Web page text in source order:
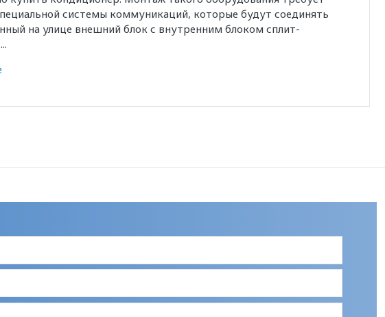
системы коммуникаций, которые будут соединять
на улице внешний блок с внутренним блоком сплит-